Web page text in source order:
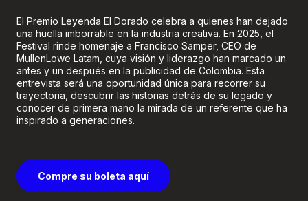
El Premio Leyenda El Dorado celebra a quienes han dejado
una huella imborrable en la industria creativa. En 2025, el
Festival rinde homenaje a Francisco Samper, CEO de
MullenLowe Latam, cuya visión y liderazgo han marcado un
antes y un después en la publicidad de Colombia. Esta
entrevista será una oportunidad única para recorrer su
trayectoria, descubrir las historias detrás de su legado y
conocer de primera mano la mirada de un referente que ha
inspirado a generaciones.
Compre su boleta aquí